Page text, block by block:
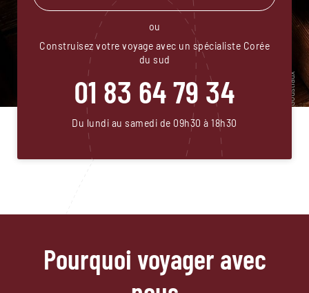
ou
Construisez votre voyage avec un spécialiste Corée
du sud
01 83 64 79 34
Du lundi au samedi de 09h30 à 18h30
Pourquoi voyager avec